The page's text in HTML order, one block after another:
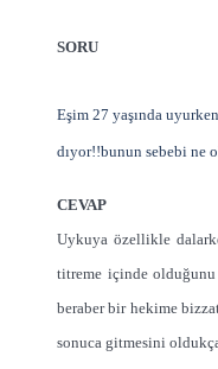
SORU
Eşim 27 yaşında
dıyor!!bunun sebebi ne
CEVAP
Uykuya özellikle
titreme içinde olduğunu
beraber bir hekime
sonuca gitmesini